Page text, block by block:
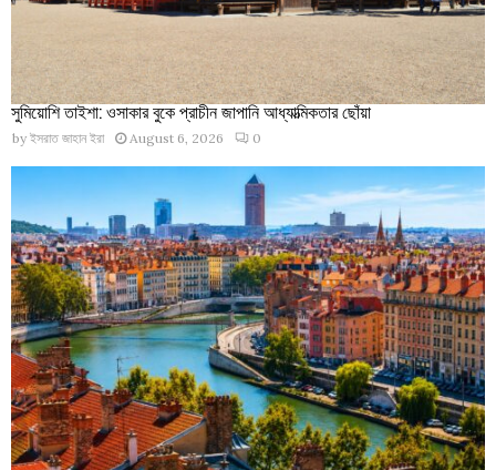
সুমিয়োশি তাইশা: ওসাকার বুকে প্রাচীন জাপানি আধ্যাত্মিকতার ছোঁয়া
by ইসরাত জাহান ইরা August 6, 2026 0